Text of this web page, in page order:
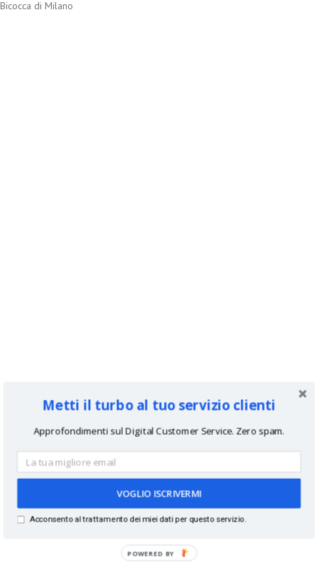
Bicocca di Milano
Metti il turbo al tuo servizio clienti
Approfondimenti sul Digital Customer Service. Zero spam.
VOGLIO ISCRIVERMI
Acconsento al trattamento dei miei dati per questo servizio.
POWERED BY